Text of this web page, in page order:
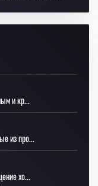
и кр...
из про...
хо...